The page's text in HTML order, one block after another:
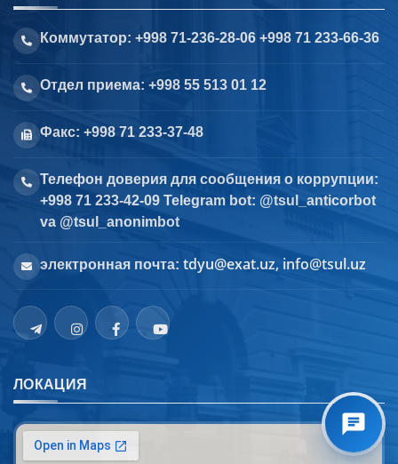
Коммутатор: +998 71-236-28-06 +998 71 233-66-36
Отдел приема: +998 55 513 01 12
Факс: +998 71 233-37-48
Телефон доверия для сообщения о коррупции:
+998 71 233-42-09 Telegram bot: @tsul_anticorbot
va @tsul_anonimbot
электронная почта: tdyu@exat.uz, info@tsul.uz
ЛОКАЦИЯ